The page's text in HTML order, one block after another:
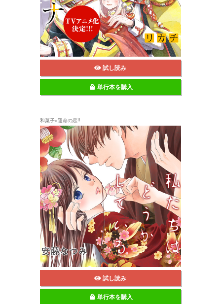
試し読み
単行本を購入
和菓子×運命の恋!!
試し読み
単行本を購入